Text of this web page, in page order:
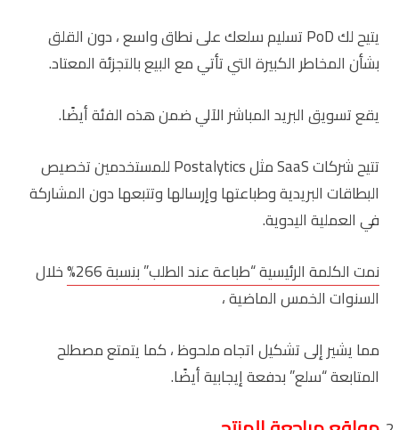
يتيح لك PoD تسليم سلعك على نطاق واسع ، دون القلق
بشأن المخاطر الكبيرة التي تأتي مع البيع بالتجزئة المعتاد.
يقع تسويق البريد المباشر الآلي ضمن هذه الفئة أيضًا.
تتيح شركات SaaS مثل Postalytics للمستخدمين تخصيص
البطاقات البريدية وطباعتها وإرسالها وتتبعها دون المشاركة
في العملية اليدوية.
نمت الكلمة الرئيسية “طباعة عند الطلب” بنسبة 266%
خلال
السنوات الخمس الماضية ،
مما يشير إلى تشكيل اتجاه ملحوظ ، كما يتمتع مصطلح
المتابعة “سلع” بدفعة إيجابية أيضًا.